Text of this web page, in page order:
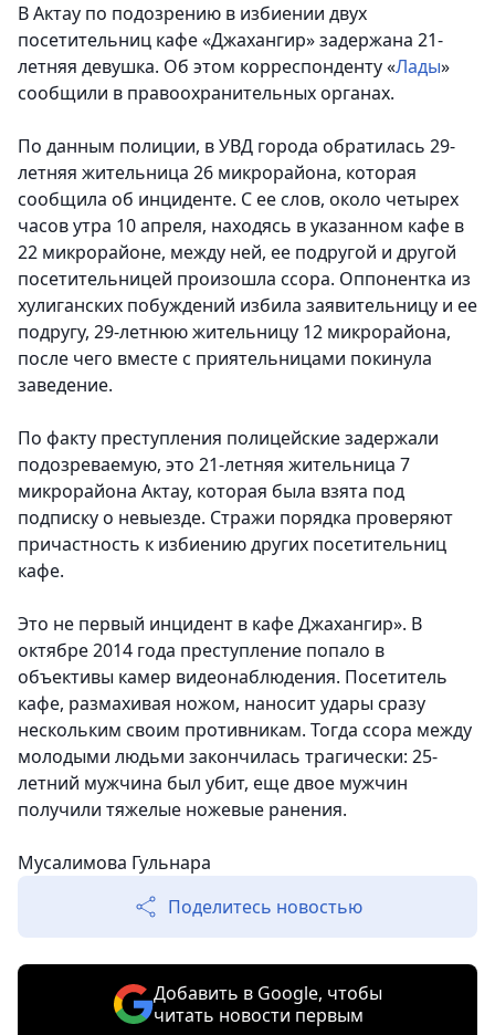
В Актау по подозрению в избиении двух
посетительниц кафе «Джахангир» задержана 21-
летняя девушка. Об этом корреспонденту «Лады»
сообщили в правоохранительных органах.
По данным полиции, в УВД города обратилась 29-
летняя жительница 26 микрорайона, которая
сообщила об инциденте. С ее слов, около четырех
часов утра 10 апреля, находясь в указанном кафе в
22 микрорайоне, между ней, ее подругой и другой
посетительницей произошла ссора. Оппонентка из
хулиганских побуждений избила заявительницу и ее
подругу, 29-летнюю жительницу 12 микрорайона,
после чего вместе с приятельницами покинула
заведение.
По факту преступления полицейские задержали
подозреваемую, это 21-летняя жительница 7
микрорайона Актау, которая была взята под
подписку о невыезде. Стражи порядка проверяют
причастность к избиению других посетительниц
кафе.
Это не первый инцидент в кафе Джахангир». В
октябре 2014 года преступление попало в
объективы камер видеонаблюдения. Посетитель
кафе, размахивая ножом, наносит удары сразу
нескольким своим противникам. Тогда ссора между
молодыми людьми закончилась трагически: 25-
летний мужчина был убит, еще двое мужчин
получили тяжелые ножевые ранения.
Мусалимова Гульнара
Поделитесь новостью
Добавить в Google, чтобы
читать новости первым